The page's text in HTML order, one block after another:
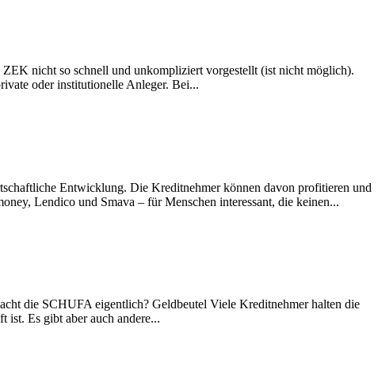
nicht so schnell und unkompliziert vorgestellt (ist nicht möglich).
oder institutionelle Anleger. Bei...
Entwicklung. Die Kreditnehmer können davon profitieren und
Lendico und Smava – für Menschen interessant, die keinen...
die SCHUFA eigentlich? Geldbeutel Viele Kreditnehmer halten die
Es gibt aber auch andere...